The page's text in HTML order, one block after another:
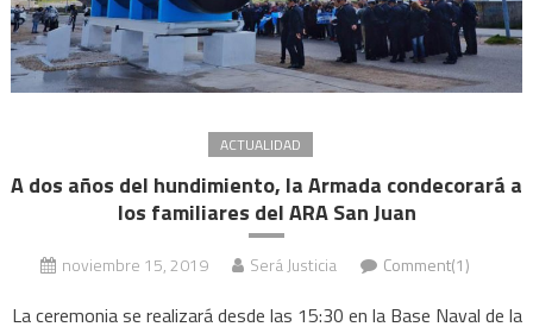
ACTUALIDAD
A dos años del hundimiento, la Armada condecorará a
los familiares del ARA San Juan
noviembre 15, 2019 Será Justicia Comment(1)
La ceremonia se realizará desde las 15:30 en la Base Naval de la